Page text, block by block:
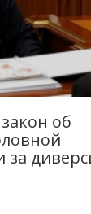
об
за